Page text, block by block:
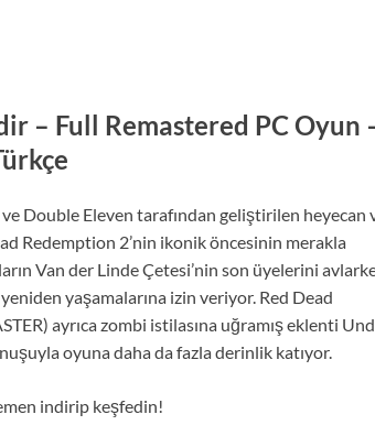
– Full Remastered PC Oyun
ve Double Eleven tarafından geliştirilen heyecan
Redemption 2’nin ikonik öncesinin merakla
Van der Linde Çetesi’nin son üyelerini
yaşamalarına izin veriyor. Red Dead
ayrıca zombi istilasına uğramış eklenti
oyuna daha da fazla derinlik katıyor.
indirip keşfedin!